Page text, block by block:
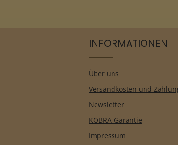
INFORMATIONEN
Über uns
Versandkosten und
Newsletter
KOBRA-Garantie
Impressum